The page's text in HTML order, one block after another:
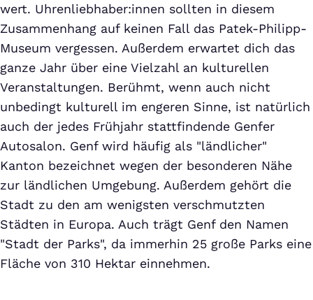
wert. Uhrenliebhaber:innen sollten in diesem
Zusammenhang auf keinen Fall das Patek-Philipp-
Museum vergessen. Außerdem erwartet dich das
ganze Jahr über eine Vielzahl an kulturellen
Veranstaltungen. Berühmt, wenn auch nicht
unbedingt kulturell im engeren Sinne, ist natürlich
auch der jedes Frühjahr stattfindende Genfer
Autosalon. Genf wird häufig als "ländlicher"
Kanton bezeichnet wegen der besonderen Nähe
zur ländlichen Umgebung. Außerdem gehört die
Stadt zu den am wenigsten verschmutzten
Städten in Europa. Auch trägt Genf den Namen
"Stadt der Parks", da immerhin 25 große Parks eine
Fläche von 310 Hektar einnehmen.